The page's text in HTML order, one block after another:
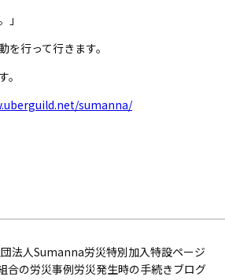
」
を行って行きます。
sumanna/
法人Sumanna労災特別加入特設ページ
合の労災事例労災発生時の手続きブログ